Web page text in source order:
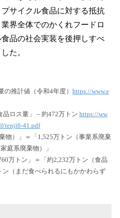
サイクル食品に対する抵抗
界全体でのかくれフードロ
品の社会実装を後押しすべ
た。
推計値（令和4年度） https://www.e
ロス量」 – 約472万トン https://ww
tenji6-41.pdf
物）」＝「1,525万トン（事業系廃棄
庭系廃棄物）」
万トン」＝「約2,232万トン（食品
（まだ食べられるにもかかわらず